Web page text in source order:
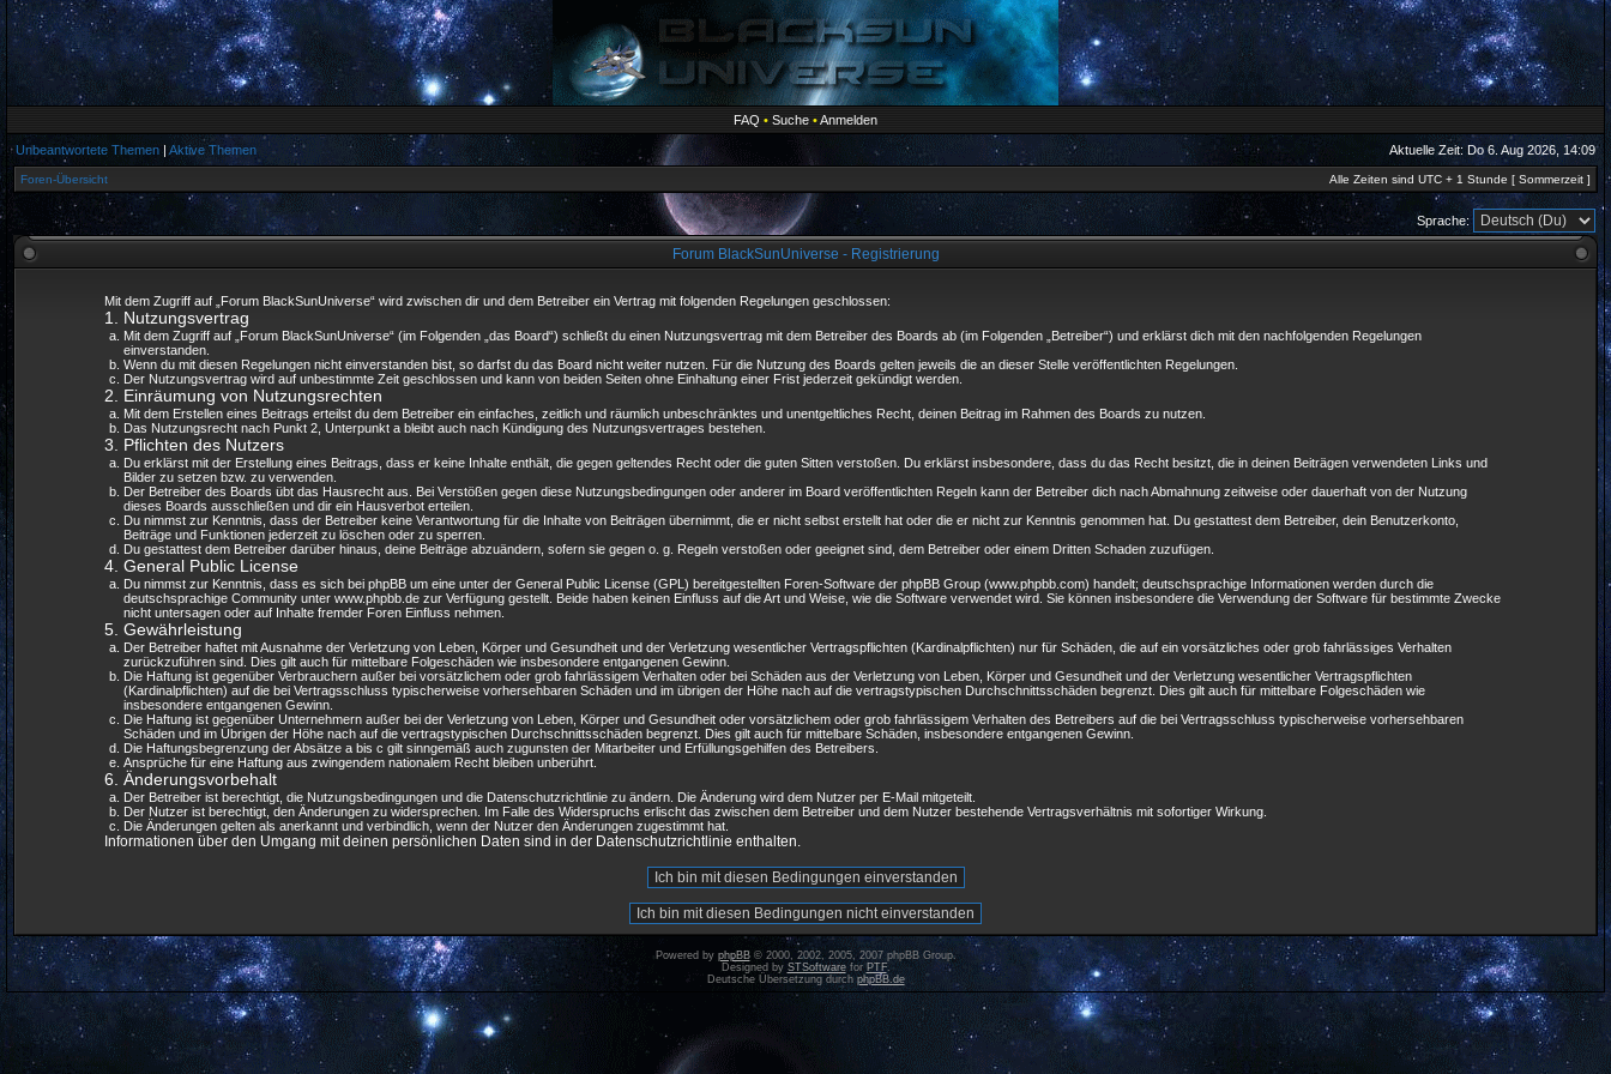
FAQ • Suche •Anmelden
Unbeantwortete Themen| Aktive Themen Aktuelle Zeit: Do 6. Aug 2026, 14:09
Foren-Übersicht Alle Zeiten sind UTC + 1 Stunde [ Sommerzeit ]
Sprache:
Forum BlackSunUniverse - Registrierung
Mit dem Zugriff auf „Forum BlackSunUniverse“ wird zwischen dir und dem Betreiber ein Vertrag mit folgenden Regelungen geschlossen:
1. Nutzungsvertrag
Mit dem Zugriff auf „Forum BlackSunUniverse“ (im Folgenden „das Board“) schließt du einen Nutzungsvertrag mit dem Betreiber des Boards ab (im Folgenden „Betreiber“) und erklärst dich mit den nachfolgenden Regelungen
einverstanden.
Wenn du mit diesen Regelungen nicht einverstanden bist, so darfst du das Board nicht weiter nutzen. Für die Nutzung des Boards gelten jeweils die an dieser Stelle veröffentlichten Regelungen.
Der Nutzungsvertrag wird auf unbestimmte Zeit geschlossen und kann von beiden Seiten ohne Einhaltung einer Frist jederzeit gekündigt werden.
2. Einräumung von Nutzungsrechten
Mit dem Erstellen eines Beitrags erteilst du dem Betreiber ein einfaches, zeitlich und räumlich unbeschränktes und unentgeltliches Recht, deinen Beitrag im Rahmen des Boards zu nutzen.
Das Nutzungsrecht nach Punkt 2, Unterpunkt a bleibt auch nach Kündigung des Nutzungsvertrages bestehen.
3. Pflichten des Nutzers
Du erklärst mit der Erstellung eines Beitrags, dass er keine Inhalte enthält, die gegen geltendes Recht oder die guten Sitten verstoßen. Du erklärst insbesondere, dass du das Recht besitzt, die in deinen Beiträgen verwendeten Links und
Bilder zu setzen bzw. zu verwenden.
Der Betreiber des Boards übt das Hausrecht aus. Bei Verstößen gegen diese Nutzungsbedingungen oder anderer im Board veröffentlichten Regeln kann der Betreiber dich nach Abmahnung zeitweise oder dauerhaft von der Nutzung
dieses Boards ausschließen und dir ein Hausverbot erteilen.
Du nimmst zur Kenntnis, dass der Betreiber keine Verantwortung für die Inhalte von Beiträgen übernimmt, die er nicht selbst erstellt hat oder die er nicht zur Kenntnis genommen hat. Du gestattest dem Betreiber, dein Benutzerkonto,
Beiträge und Funktionen jederzeit zu löschen oder zu sperren.
Du gestattest dem Betreiber darüber hinaus, deine Beiträge abzuändern, sofern sie gegen o. g. Regeln verstoßen oder geeignet sind, dem Betreiber oder einem Dritten Schaden zuzufügen.
4. General Public License
Du nimmst zur Kenntnis, dass es sich bei phpBB um eine unter der General Public License (GPL) bereitgestellten Foren-Software der phpBB Group (www.phpbb.com) handelt; deutschsprachige Informationen werden durch die
deutschsprachige Community unter www.phpbb.de zur Verfügung gestellt. Beide haben keinen Einfluss auf die Art und Weise, wie die Software verwendet wird. Sie können insbesondere die Verwendung der Software für bestimmte Zwecke
nicht untersagen oder auf Inhalte fremder Foren Einfluss nehmen.
5. Gewährleistung
Der Betreiber haftet mit Ausnahme der Verletzung von Leben, Körper und Gesundheit und der Verletzung wesentlicher Vertragspflichten (Kardinalpflichten) nur für Schäden, die auf ein vorsätzliches oder grob fahrlässiges Verhalten
zurückzuführen sind. Dies gilt auch für mittelbare Folgeschäden wie insbesondere entgangenen Gewinn.
Die Haftung ist gegenüber Verbrauchern außer bei vorsätzlichem oder grob fahrlässigem Verhalten oder bei Schäden aus der Verletzung von Leben, Körper und Gesundheit und der Verletzung wesentlicher Vertragspflichten
(Kardinalpflichten) auf die bei Vertragsschluss typischerweise vorhersehbaren Schäden und im übrigen der Höhe nach auf die vertragstypischen Durchschnittsschäden begrenzt. Dies gilt auch für mittelbare Folgeschäden wie
insbesondere entgangenen Gewinn.
Die Haftung ist gegenüber Unternehmern außer bei der Verletzung von Leben, Körper und Gesundheit oder vorsätzlichem oder grob fahrlässigem Verhalten des Betreibers auf die bei Vertragsschluss typischerweise vorhersehbaren
Schäden und im Übrigen der Höhe nach auf die vertragstypischen Durchschnittsschäden begrenzt. Dies gilt auch für mittelbare Schäden, insbesondere entgangenen Gewinn.
Die Haftungsbegrenzung der Absätze a bis c gilt sinngemäß auch zugunsten der Mitarbeiter und Erfüllungsgehilfen des Betreibers.
Ansprüche für eine Haftung aus zwingendem nationalem Recht bleiben unberührt.
6. Änderungsvorbehalt
Der Betreiber ist berechtigt, die Nutzungsbedingungen und die Datenschutzrichtlinie zu ändern. Die Änderung wird dem Nutzer per E-Mail mitgeteilt.
Der Nutzer ist berechtigt, den Änderungen zu widersprechen. Im Falle des Widerspruchs erlischt das zwischen dem Betreiber und dem Nutzer bestehende Vertragsverhältnis mit sofortiger Wirkung.
Die Änderungen gelten als anerkannt und verbindlich, wenn der Nutzer den Änderungen zugestimmt hat.
Informationen über den Umgang mit deinen persönlichen Daten sind in der Datenschutzrichtlinie enthalten.
Powered by phpBB© 2000, 2002, 2005, 2007 phpBB Group.
Designed by STSoftwarefor PTF.
Deutsche Übersetzung durch phpBB.de